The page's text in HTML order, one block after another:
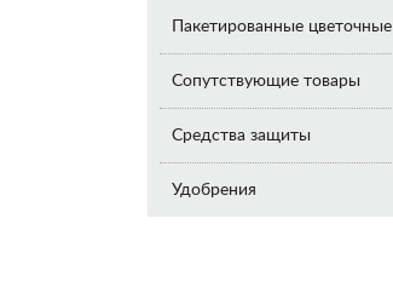
Пакетированные цветочные
Сопутствующие товары
Средства защиты
Удобрения